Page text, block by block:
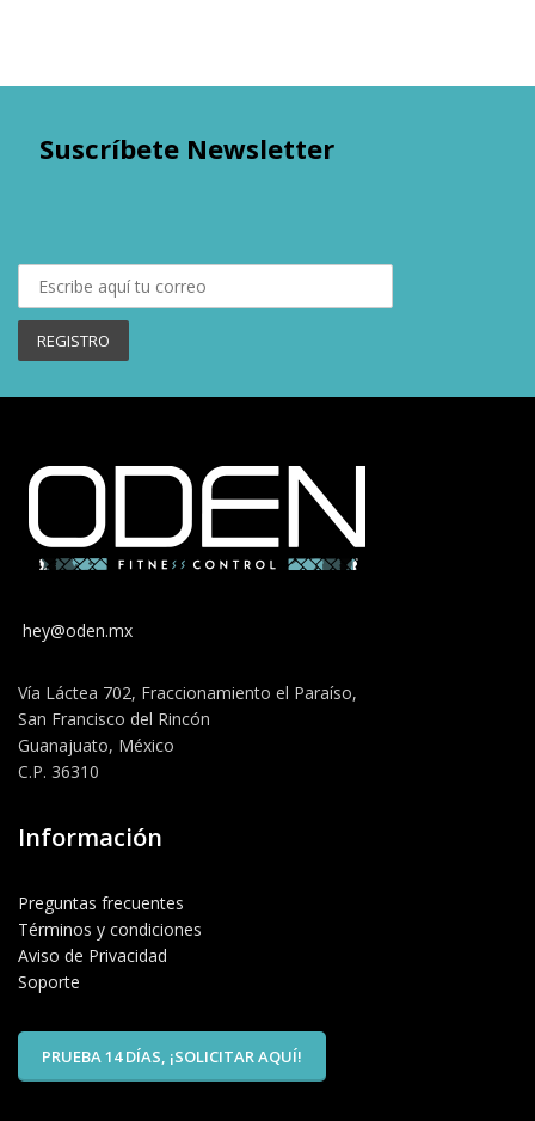
Suscríbete Newsletter
hey@oden.mx
Vía Láctea 702, Fraccionamiento el Paraíso,
San Francisco del Rincón
Guanajuato, México
C.P. 36310
Información
Preguntas frecuentes
Términos y condiciones
Aviso de Privacidad
Soporte
PRUEBA 14 DÍAS, ¡SOLICITAR AQUÍ!